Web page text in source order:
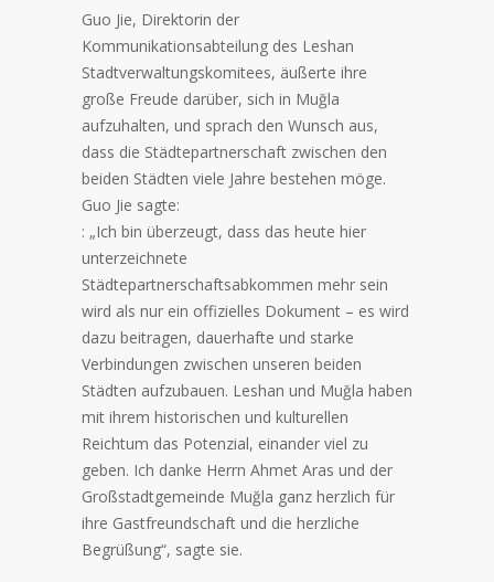
Guo Jie, Direktorin der
Kommunikationsabteilung des Leshan
Stadtverwaltungskomitees, äußerte ihre
große Freude darüber, sich in Muğla
aufzuhalten, und sprach den Wunsch aus,
dass die Städtepartnerschaft zwischen den
beiden Städten viele Jahre bestehen möge.
Guo Jie sagte:
: „Ich bin überzeugt, dass das heute hier
unterzeichnete
Städtepartnerschaftsabkommen mehr sein
wird als nur ein offizielles Dokument – es wird
dazu beitragen, dauerhafte und starke
Verbindungen zwischen unseren beiden
Städten aufzubauen. Leshan und Muğla haben
mit ihrem historischen und kulturellen
Reichtum das Potenzial, einander viel zu
geben. Ich danke Herrn Ahmet Aras und der
Großstadtgemeinde Muğla ganz herzlich für
ihre Gastfreundschaft und die herzliche
Begrüßung“, sagte sie.